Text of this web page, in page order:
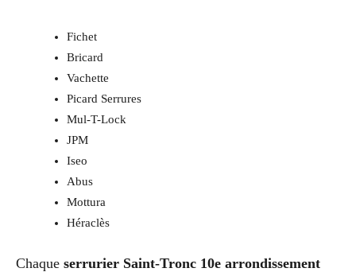
Fichet
Bricard
Vachette
Picard Serrures
Mul-T-Lock
JPM
Iseo
Abus
Mottura
Héraclès
Chaque serrurier Saint-Tronc 10e arrondissement